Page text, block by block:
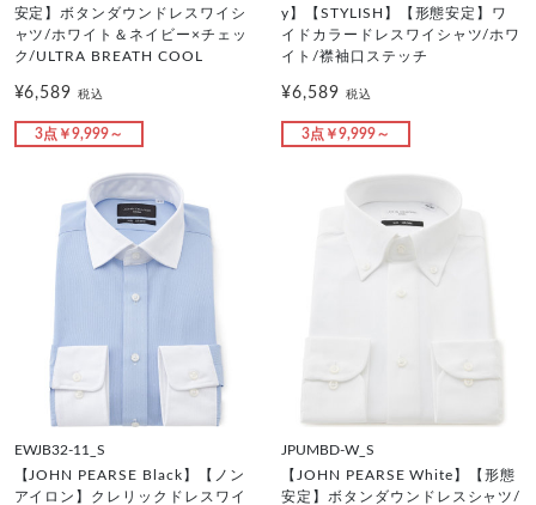
安定】ボタンダウンドレスワイシ
ャツ/ホワイト＆ネイビー×チェッ
ク/ULTRA BREATH COOL
¥6,589税込
3点￥9,999～
y】【STYLISH】【形態安定】ワ
イドカラードレスワイシャツ/ホワ
イト/襟袖口ステッチ
¥6,589 税込
3点￥9,999～
EWJB32-11_S
【JOHN PEARSE Black】【ノン
アイロン】クレリックドレスワイ
JPUMBD-W_S
【JOHN PEARSE White】【形態
安定】ボタンダウンドレスシャツ/